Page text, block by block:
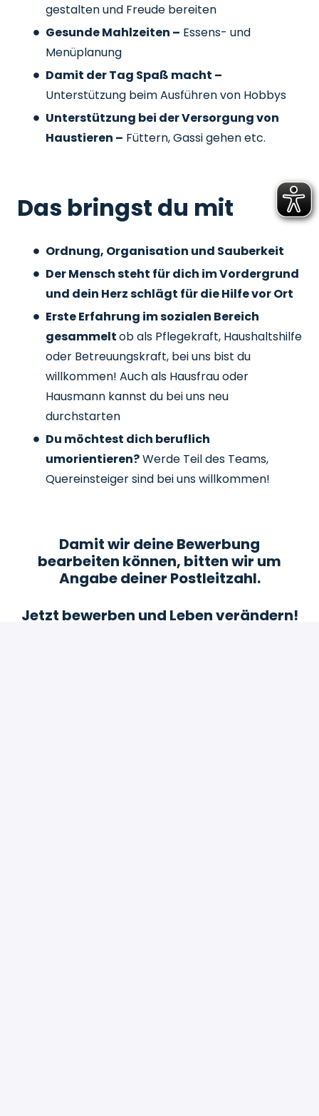
gestalten und Freude bereiten
Gesunde Mahlzeiten – Essens- und
Menüplanung
Damit der Tag Spaß macht –
Unterstützung beim Ausführen von Hobbys
Unterstützung bei der Versorgung von
Haustieren – Füttern, Gassi gehen etc.
Das bringst du mit
Ordnung, Organisation und Sauberkeit
Der Mensch steht für dich im Vordergrund
und dein Herz schlägt für die Hilfe vor Ort
Erste Erfahrung im sozialen Bereich
gesammeltob als Pflegekraft, Haushaltshilfe
oder Betreuungskraft, bei uns bist du
willkommen! Auch als Hausfrau oder
Hausmann kannst du bei uns neu
durchstarten
Du möchtest dich beruflich
umorientieren?Werde Teil des Teams,
Quereinsteiger sind bei uns willkommen!
Damit wir deine Bewerbung
bearbeiten können, bitten wir um
Angabe deiner Postleitzahl.
Jetzt bewerben und Leben verändern!